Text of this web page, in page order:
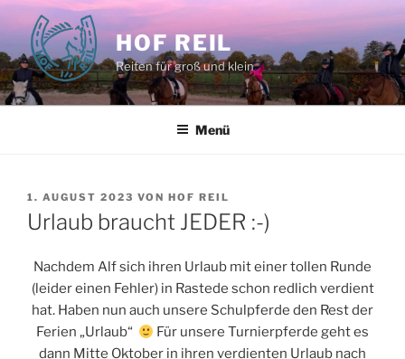
Zum
Inhalt
springen
HOF REIL
Reiten für groß und klein
Menü
VERÖFFENTLICHT
AM
1. AUGUST 2023 VON HOF REIL
Urlaub braucht JEDER :-)
Nachdem Alf sich ihren Urlaub mit einer tollen Runde
(leider einen Fehler) in Rastede schon redlich verdient
hat. Haben nun auch unsere Schulpferde den Rest der
Ferien „Urlaub“
Für unsere Turnierpferde geht es
dann Mitte Oktober in ihren verdienten Urlaub nach